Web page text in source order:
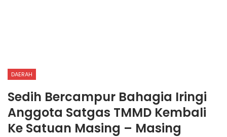
DAERAH
Sedih Bercampur Bahagia Iringi
Anggota Satgas TMMD Kembali
Ke Satuan Masing – Masing